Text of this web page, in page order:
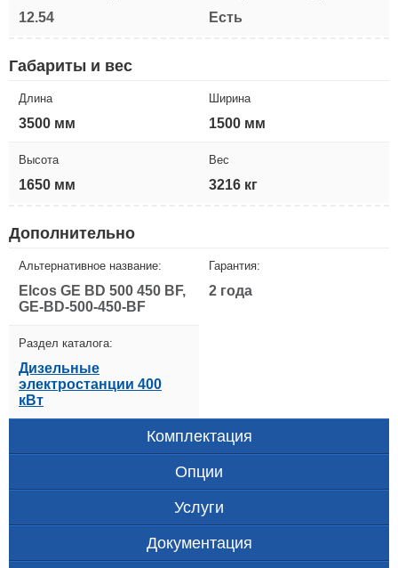
12.54 Есть
Габариты и вес
Длина
3500 мм
Ширина
1500 мм
Высота
1650 мм
Вес
3216 кг
Дополнительно
Альтернативное название:
Elcos GE BD 500 450 BF,
GE-BD-500-450-BF
Гарантия:
2 года
Раздел каталога:
Дизельные
электростанции 400
кВт
Комплектация
Опции
Услуги
Документация